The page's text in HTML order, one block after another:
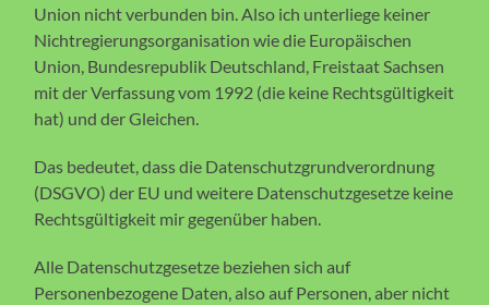
Union nicht verbunden bin. Also ich unterliege keiner
Nichtregierungsorganisation wie die Europäischen
Union, Bundesrepublik Deutschland, Freistaat Sachsen
mit der Verfassung vom 1992 (die keine Rechtsgültigkeit
hat) und der Gleichen.
Das bedeutet, dass die Datenschutzgrundverordnung
(DSGVO) der EU und weitere Datenschutzgesetze keine
Rechtsgültigkeit mir gegenüber haben.
Alle Datenschutzgesetze beziehen sich auf
Personenbezogene Daten, also auf Personen, aber nicht